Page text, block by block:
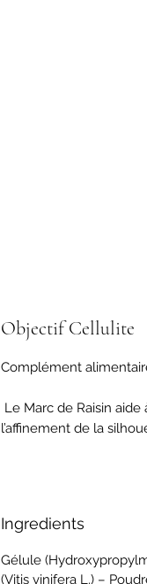
Objectif Cellulite
Complément
l’affinement de la
Ingredients
Gélule
(Vitis vinifera L.) –